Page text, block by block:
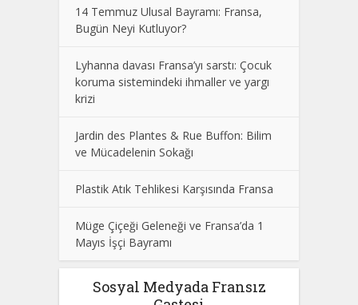
14 Temmuz Ulusal Bayramı: Fransa,
Bugün Neyi Kutluyor?
Lyhanna davası Fransa’yı sarstı: Çocuk
koruma sistemindeki ihmaller ve yargı
krizi
Jardin des Plantes & Rue Buffon: Bilim
ve Mücadelenin Sokağı
Plastik Atık Tehlikesi Karşısında Fransa
Müge Çiçeği Geleneği ve Fransa’da 1
Mayıs İşçi Bayramı
Sosyal Medyada Fransız